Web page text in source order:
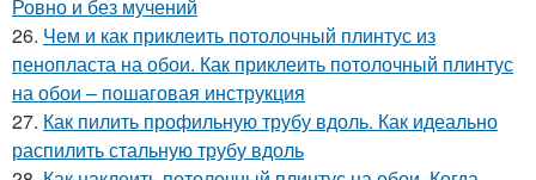
Ровно и без мучений
26. Чем и как приклеить потолочный плинтус из
пенопласта на обои. Как приклеить потолочный плинтус
на обои – пошаговая инструкция
27. Как пилить профильную трубу вдоль. Как идеально
распилить стальную трубу вдоль